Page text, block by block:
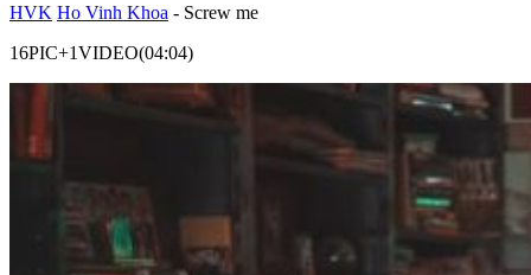
HVK Ho Vinh Khoa - Screw me
16PIC+1VIDEO(04:04)